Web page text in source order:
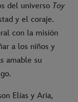
del universo Toy
y el coraje.
con la misión
a los niños y
amable su
Elías y Aria,